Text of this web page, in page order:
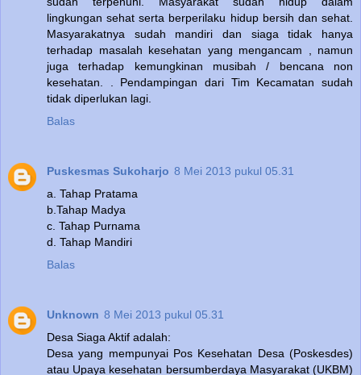
lingkungan sehat serta berperilaku hidup bersih dan sehat.
Masyarakatnya sudah mandiri dan siaga tidak hanya
terhadap masalah kesehatan yang mengancam , namun
juga terhadap kemungkinan musibah / bencana non
kesehatan. . Pendampingan dari Tim Kecamatan sudah
tidak diperlukan lagi.
Balas
Puskesmas Sukoharjo 8 Mei 2013 pukul 05.31
a. Tahap Pratama
b.Tahap Madya
c. Tahap Purnama
d. Tahap Mandiri
Balas
Unknown 8 Mei 2013 pukul 05.31
Desa Siaga Aktif adalah:
Desa yang mempunyai Pos Kesehatan Desa (Poskesdes)
atau Upaya kesehatan bersumberdaya Masyarakat (UKBM)